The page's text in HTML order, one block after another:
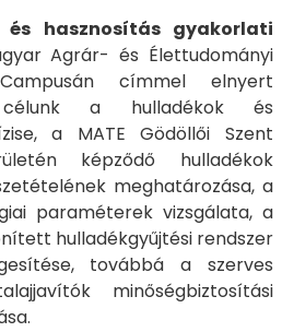
és hasznosítás gyakorlati
Agrár- és Élettudományi
címmel elnyert
a hulladékok és
a MATE Gödöllői Szent
képződő hulladékok
meghatározása, a
paraméterek vizsgálata, a
hulladékgyűjtési rendszer
továbbá a szerves
minőségbiztosítási